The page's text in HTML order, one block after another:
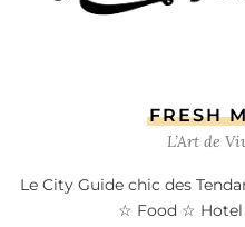
FRESH
L’Art de
Le City Guide chic des
☆ Food ☆